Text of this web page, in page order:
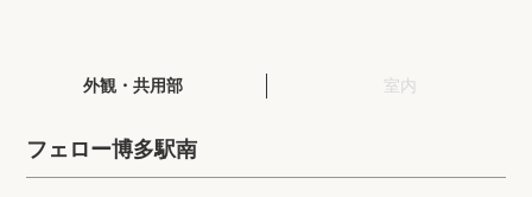
保存した検索条件
店舗・スタッフ紹介
外観・共用部 室内
フェロー博多駅南